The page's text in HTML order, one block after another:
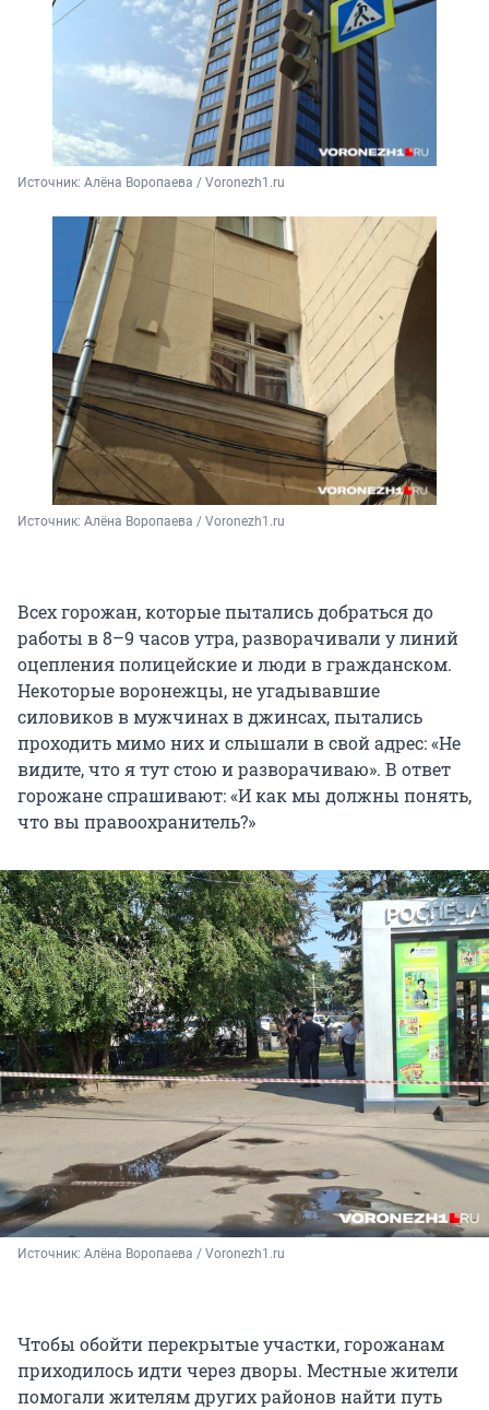
Источник: Алёна Воропаева / Voronezh1.ru
Источник: Алёна Воропаева / Voronezh1.ru
Всех горожан, которые пытались добраться до
работы в 8–9 часов утра, разворачивали у линий
оцепления полицейские и люди в гражданском.
Некоторые воронежцы, не угадывавшие
силовиков в мужчинах в джинсах, пытались
проходить мимо них и слышали в свой адрес: «Не
видите, что я тут стою и разворачиваю». В ответ
горожане спрашивают: «И как мы должны понять,
что вы правоохранитель?»
Источник: Алёна Воропаева / Voronezh1.ru
Чтобы обойти перекрытые участки, горожанам
приходилось идти через дворы. Местные жители
помогали жителям других районов найти путь